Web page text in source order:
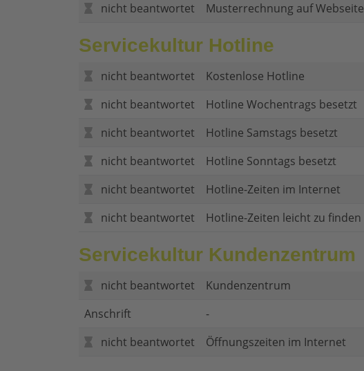
nicht beantwortet
Musterrechnung auf Webseite
Servicekultur Hotline
nicht beantwortet
Kostenlose Hotline
nicht beantwortet
Hotline Wochentrags besetzt
nicht beantwortet
Hotline Samstags besetzt
nicht beantwortet
Hotline Sonntags besetzt
nicht beantwortet
Hotline-Zeiten im Internet
nicht beantwortet
Hotline-Zeiten leicht zu finden
Servicekultur Kundenzentrum
nicht beantwortet
Kundenzentrum
Anschrift
-
nicht beantwortet
Öffnungszeiten im Internet